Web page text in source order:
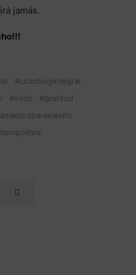
jamás.
coachingintegral
exito
gratitud
tiempolibre